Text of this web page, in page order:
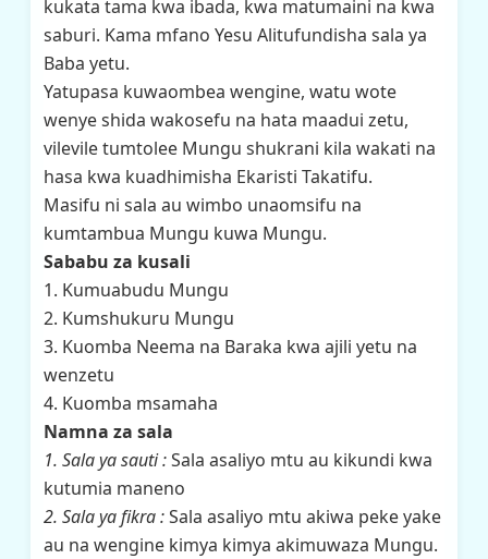
kukata tama kwa ibada, kwa matumaini na kwa
saburi. Kama mfano Yesu Alitufundisha sala ya
Baba yetu.
Yatupasa kuwaombea wengine, watu wote
wenye shida wakosefu na hata maadui zetu,
vilevile tumtolee Mungu shukrani kila wakati na
hasa kwa kuadhimisha Ekaristi Takatifu.
Masifu ni sala au wimbo unaomsifu na
kumtambua Mungu kuwa Mungu.
Sababu za kusali
1. Kumuabudu Mungu
2. Kumshukuru Mungu
3. Kuomba Neema na Baraka kwa ajili yetu na
wenzetu
4. Kuomba msamaha
Namna za sala
1. Sala ya sauti :Sala asaliyo mtu au kikundi kwa
kutumia maneno
2. Sala ya fikra :Sala asaliyo mtu akiwa peke yake
au na wengine kimya kimya akimuwaza Mungu.